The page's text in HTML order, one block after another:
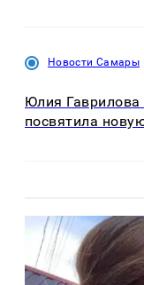
Новости Самары
Юлия Гаврилова
посвятила